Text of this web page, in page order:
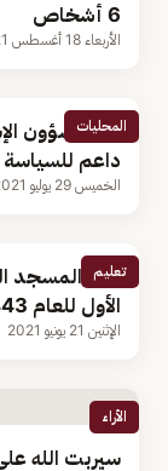
6 أشخاص
الأربعاء 18 أغسطس 2021
المحليات
وزير الشؤون
داعم للسياسة
الخميس 29 يوليو 2021
تعليم
كلية المسجد
الأول للعام 1443
الإثنين 21 يونيو 2021
الأراء
سيربت الله